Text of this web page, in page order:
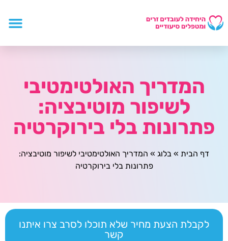
המדריך האולטימטיבי
לשיפור מוטיבציה:
פתרונות בלי בירוקרטיה
דף הבית » בלוג » המדריך האולטימטיבי לשיפור מוטיבציה:
פתרונות בלי בירוקרטיה
לקבלת הצעת מחיר שלא תוכלו לסרב צרו איתנו
קשר